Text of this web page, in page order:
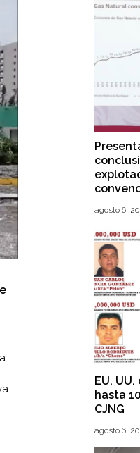
agosto 6,
EU.
hasta
CJNG
agosto 6,